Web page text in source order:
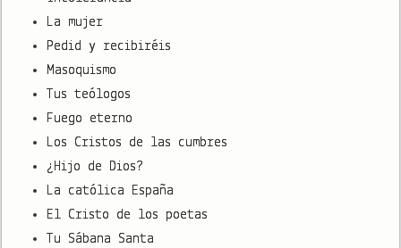
La mujer
Pedid y recibiréis
Masoquismo
Tus teólogos
Fuego eterno
Los Cristos de las cumbres
¿Hijo de Dios?
La católica España
El Cristo de los poetas
Tu Sábana Santa